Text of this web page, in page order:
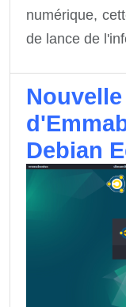
numérique,
de lance de
Debian